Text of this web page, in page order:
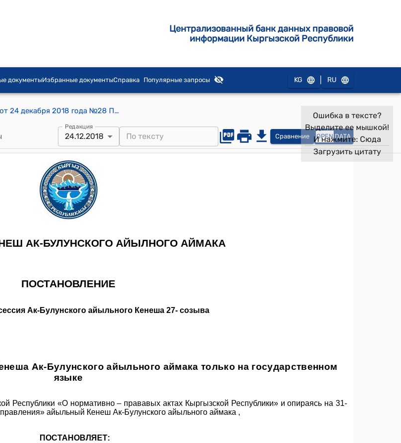
Централизованный банк данных правовой
информации Кыргызской Республики
документыИзбранные документыСправка Популярные запросы KG RU
Айылный кенеш ак-булунского айылного аймака от 24 декабря 2018 года №28 Постановление "О принятии постановлений айыльного Кенеша Ак-Булунского айыльного аймака только на государственном языке"
Редакция
24.12.2018 Сравнение OPEN DATA
Ошибка в тексте?
Выделите ее мышкой!
И нажмите: Сюда
Загрузить цитату